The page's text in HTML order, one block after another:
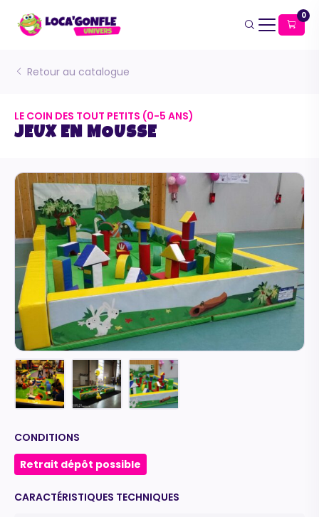
0
Retour au catalogue
LE COIN DES TOUT PETITS (0-5 ANS)
JEUX EN MOUSSE
CONDITIONS
Retrait dépôt possible
CARACTÉRISTIQUES TECHNIQUES